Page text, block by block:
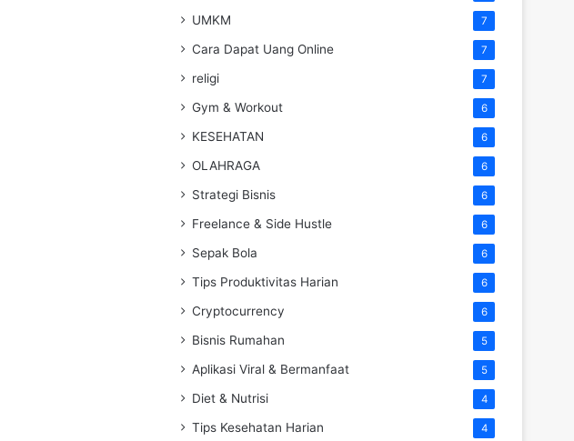
UMKM 7
Cara Dapat Uang Online 7
religi 7
Gym & Workout 6
KESEHATAN 6
OLAHRAGA 6
Strategi Bisnis 6
Freelance & Side Hustle 6
Sepak Bola 6
Tips Produktivitas Harian 6
Cryptocurrency 6
Bisnis Rumahan 5
Aplikasi Viral & Bermanfaat 5
Diet & Nutrisi 4
Tips Kesehatan Harian 4